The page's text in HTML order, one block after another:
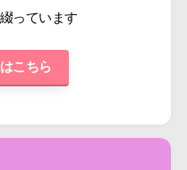
っています
こちら